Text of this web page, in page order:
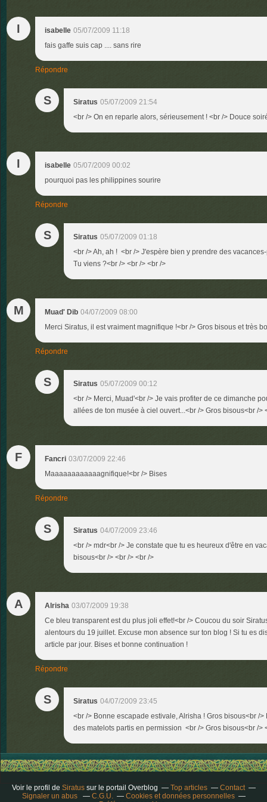
I isabelle 05/07/2009 11:18
fais gaffe suis cap .... sans rire
Répondre
S Siratus 05/07/2009 21:54
<br /> On en reparle alors, sérieusement ! <br /> Douce
I isabelle 05/07/2009 00:02
pourquoi pas les philippines sourire
Répondre
S Siratus 05/07/2009 01:18
<br /> Ah, ah ! <br /> J'espère bien y prendre des
Tu viens ?<br /> <br /> <br />
M Muad' Dib 04/07/2009 08:00
Merci Siratus, il est vraiment magnifique !<br /> Gros bisous et très
Répondre
S Siratus 05/07/2009 00:12
<br /> Merci, Muad'<br /> Je vais profiter de ce dimanche
allées de ton musée à ciel ouvert...<br /> Gros bisous<br />
F Fancri 03/07/2009 22:46
Maaaaaaaaaaaagnifique!<br /> Bises
Répondre
S Siratus 04/07/2009 23:46
<br /> mdr<br /> Je constate que tu es heureux d'être en
bisous<br /> <br /> <br />
A Alrisha 03/07/2009 19:38
Ce bleu transparent est du plus joli effet!<br /> Coucou du soir
alentours du 19 juillet. Excuse mon absence sur ton blog ! Si tu es
article par jour. Bises et bonne continuation !
Répondre
S Siratus 04/07/2009 23:45
<br /> Bonne escapade estivale, Alrisha ! Gros bisous<br /
des matelots partis en permission <br /> Gros bisous<br />
Voir le profil de Siratussur le portail Overblog Top articles
Contact
Signaler un abus
C.G.U.
Cookies et données personnelles